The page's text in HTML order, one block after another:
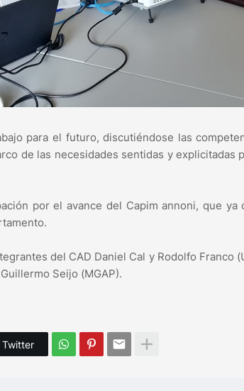
para el futuro, discutiéndose las
de las necesidades sentidas y
por el avance del Capim annoni, que
del CAD Daniel Cal y Rodolfo Franco
Seijo (MGAP).
Twitter